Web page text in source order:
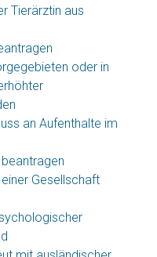
Tierärztin aus
oder in
an Aufenthalte im
Gesellschaft